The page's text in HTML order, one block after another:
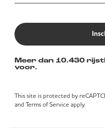
Meer dan 10.430
voor.
This site is protected by
and Terms of Service apply.